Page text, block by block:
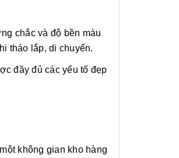
chắc và độ bền màu
tháo lắp, di chuyển.
đầy đủ các yếu tố đẹp
không gian kho hàng